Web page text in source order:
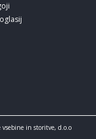
vsebine in storitve, d.o.o